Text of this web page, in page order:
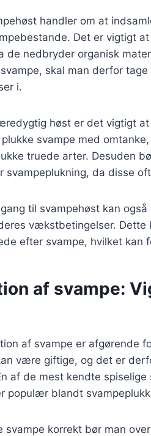
handler om at
Det er vigtigt
de nedbryder organisk
skal man derfor
i.
høst er det vigtigt
svampe med
truede arter. Desuden
svampeplukning, da disse
til svampehøst kan
vækstbetingelser.
efter svampe, hvilket kan
af svampe:
af svampe er afgørende
være giftige, og det er
af de mest kendte
populær blandt
svampe korrekt bør man